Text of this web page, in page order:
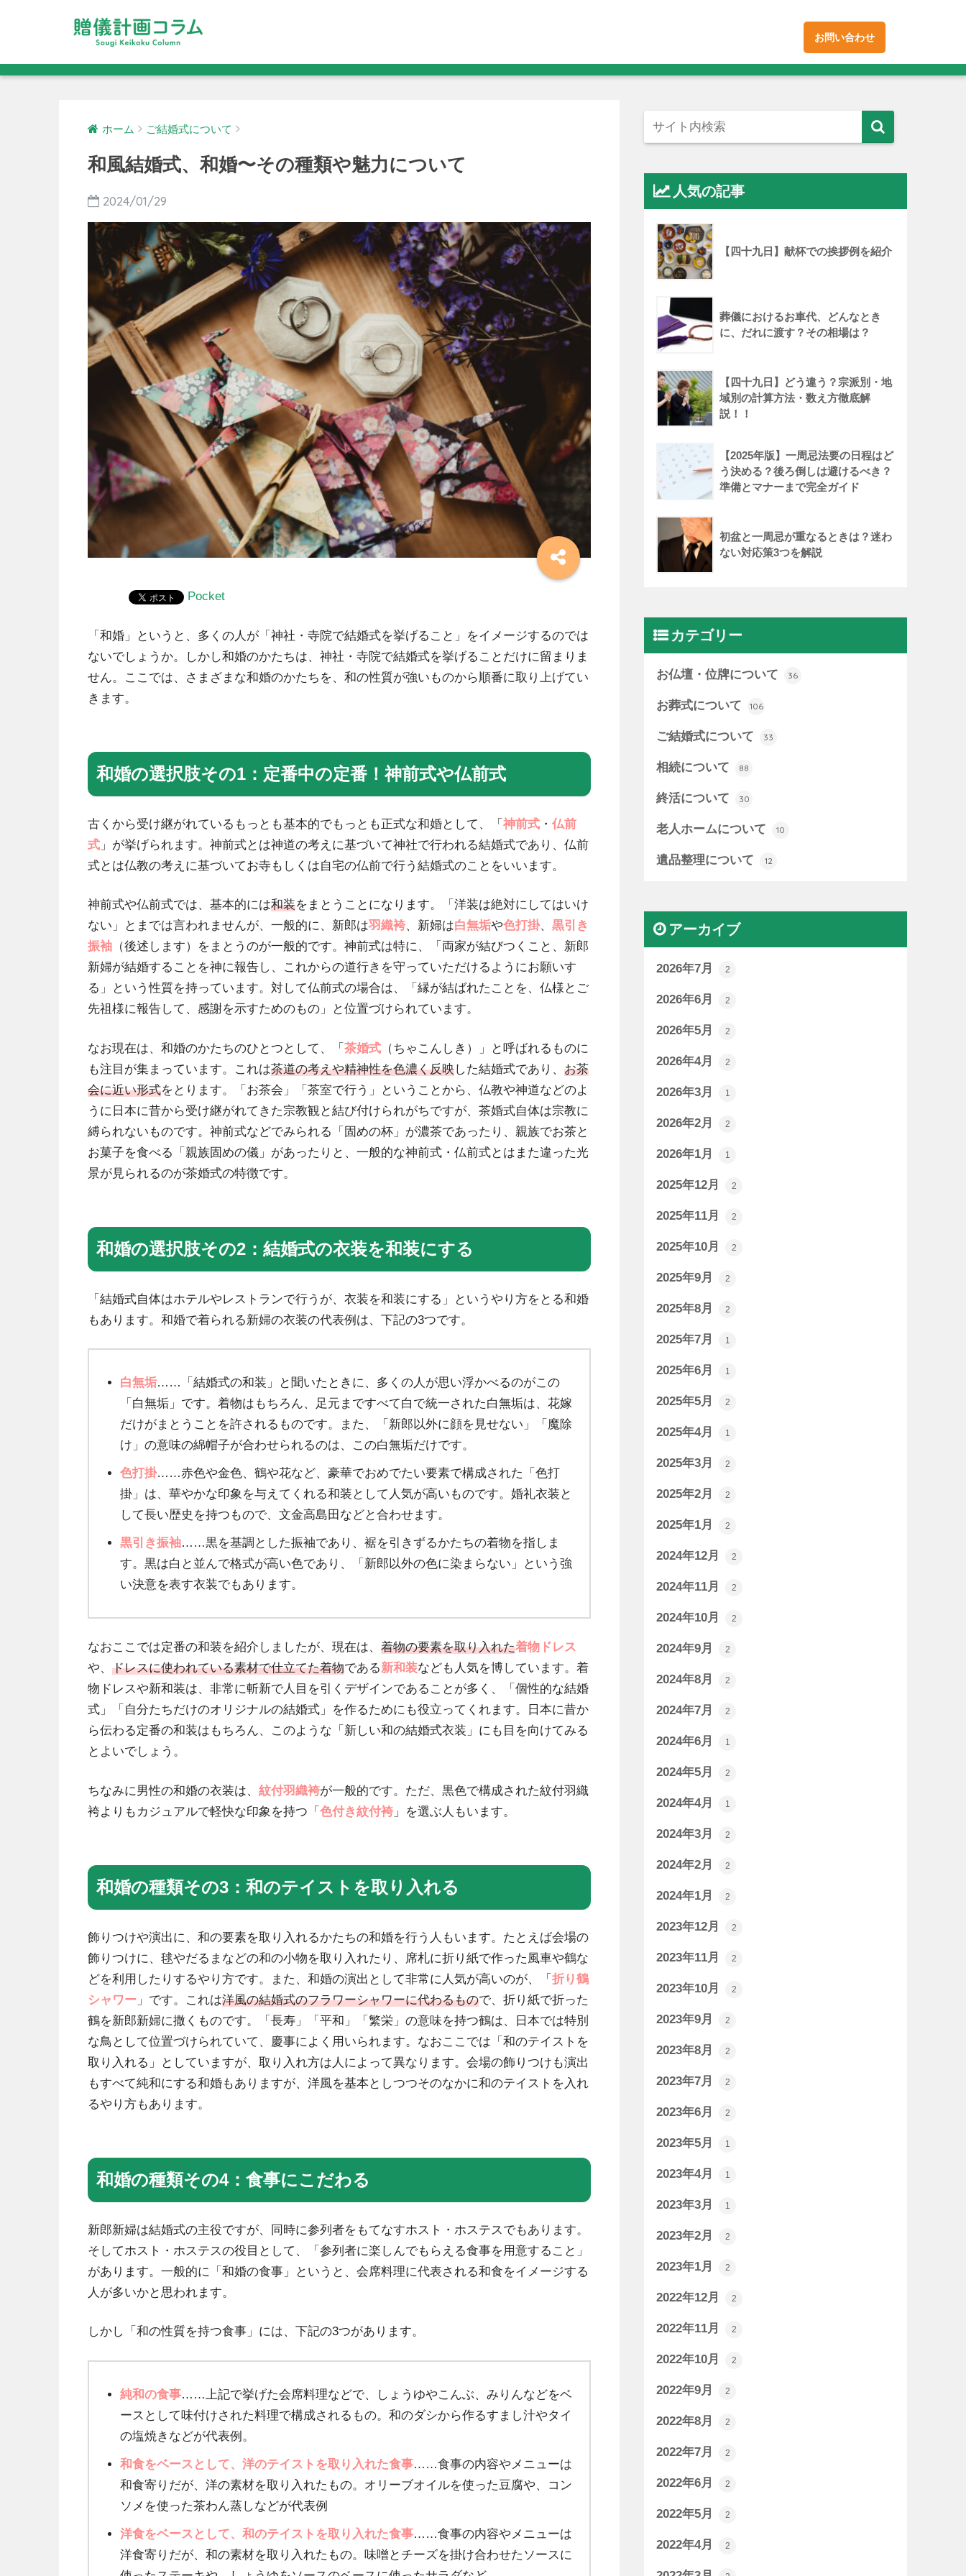
お問い合わせ
ホーム ご結婚式について
和風結婚式、和婚〜その種類や魅力について
2024/01/29
Pocket
「和婚」というと、多くの人が「神社・寺院で結婚式を挙げること」をイメージするのでは
ないでしょうか。しかし和婚のかたちは、神社・寺院で結婚式を挙げることだけに留まりま
せん。ここでは、さまざまな和婚のかたちを、和の性質が強いものから順番に取り上げてい
きます。
和婚の選択肢その1：定番中の定番！神前式や仏前式
古くから受け継がれているもっとも基本的でもっとも正式な和婚として、「 神前式 ・ 仏前
式 」が挙げられます。神前式とは神道の考えに基づいて神社で行われる結婚式であり、仏前
式とは仏教の考えに基づいてお寺もしくは自宅の仏前で行う結婚式のことをいいます。
神前式や仏前式では、基本的には和装をまとうことになります。「洋装は絶対にしてはいけ
ない」とまでは言われませんが、一般的に、新郎は羽織袴、新婦は白無垢や色打掛、 黒引き
振袖 （後述します）をまとうのが一般的です。神前式は特に、「両家が結びつくこと、新郎
新婦が結婚することを神に報告し、これからの道行きを守っていただけるようにお願いす
る」という性質を持っています。対して仏前式の場合は、「縁が結ばれたことを、仏様とご
先祖様に報告して、感謝を示すためのもの」と位置づけられています。
なお現在は、和婚のかたちのひとつとして、「 茶婚式 （ちゃこんしき）」と呼ばれるものに
も注目が集まっています。これは茶道の考えや精神性を色濃く反映した結婚式であり、 お茶
会に近い形式をとります。「お茶会」「茶室で行う」ということから、仏教や神道などのよ
うに日本に昔から受け継がれてきた宗教観と結び付けられがちですが、茶婚式自体は宗教に
縛られないものです。神前式などでみられる「固めの杯」が濃茶であったり、親族でお茶と
お菓子を食べる「親族固めの儀」があったりと、一般的な神前式・仏前式とはまた違った光
景が見られるのが茶婚式の特徴です。
和婚の選択肢その2：結婚式の衣装を和装にする
「結婚式自体はホテルやレストランで行うが、衣装を和装にする」というやり方をとる和婚
もあります。和婚で着られる新婦の衣装の代表例は、下記の3つです。
白無垢……「結婚式の和装」と聞いたときに、多くの人が思い浮かべるのがこの
「白無垢」です。着物はもちろん、足元まですべて白で統一された白無垢は、花嫁
だけがまとうことを許されるものです。また、「新郎以外に顔を見せない」「魔除
け」の意味の綿帽子が合わせられるのは、この白無垢だけです。
色打掛……赤色や金色、鶴や花など、豪華でおめでたい要素で構成された「色打
掛」は、華やかな印象を与えてくれる和装として人気が高いものです。婚礼衣装と
して長い歴史を持つもので、文金高島田などと合わせます。
黒引き振袖……黒を基調とした振袖であり、裾を引きずるかたちの着物を指しま
す。黒は白と並んで格式が高い色であり、「新郎以外の色に染まらない」という強
い決意を表す衣装でもあります。
なおここでは定番の和装を紹介しましたが、現在は、 着物の要素を取り入れた着物ドレス
や、 ドレスに使われている素材で仕立てた着物である新和装なども人気を博しています。着
物ドレスや新和装は、非常に斬新で人目を引くデザインであることが多く、「個性的な結婚
式」「自分たちだけのオリジナルの結婚式」を作るためにも役立ってくれます。日本に昔か
ら伝わる定番の和装はもちろん、このような「新しい和の結婚式衣装」にも目を向けてみる
とよいでしょう。
ちなみに男性の和婚の衣装は、 紋付羽織袴が一般的です。ただ、黒色で構成された紋付羽織
袴よりもカジュアルで軽快な印象を持つ「 色付き紋付袴 」を選ぶ人もいます。
和婚の種類その3：和のテイストを取り入れる
飾りつけや演出に、和の要素を取り入れるかたちの和婚を行う人もいます。たとえば会場の
飾りつけに、毬やだるまなどの和の小物を取り入れたり、席札に折り紙で作った風車や鶴な
どを利用したりするやり方です。また、和婚の演出として非常に人気が高いのが、「 折り鶴
シャワー 」です。これは洋風の結婚式のフラワーシャワーに代わるもので、折り紙で折った
鶴を新郎新婦に撒くものです。「長寿」「平和」「繁栄」の意味を持つ鶴は、日本では特別
な鳥として位置づけられていて、慶事によく用いられます。なおここでは「和のテイストを
取り入れる」としていますが、取り入れ方は人によって異なります。会場の飾りつけも演出
もすべて純和にする和婚もありますが、洋風を基本としつつそのなかに和のテイストを入れ
るやり方もあります。
和婚の種類その4：食事にこだわる
新郎新婦は結婚式の主役ですが、同時に参列者をもてなすホスト・ホステスでもあります。
そしてホスト・ホステスの役目として、「参列者に楽しんでもらえる食事を用意すること」
があります。一般的に「和婚の食事」というと、会席料理に代表される和食をイメージする
人が多いかと思われます。
しかし「和の性質を持つ食事」には、下記の3つがあります。
純和の食事……上記で挙げた会席料理などで、しょうゆやこんぶ、みりんなどをベ
ースとして味付けされた料理で構成されるもの。和のダシから作るすまし汁やタイ
の塩焼きなどが代表例。
和食をベースとして、洋のテイストを取り入れた食事……食事の内容やメニューは
和食寄りだが、洋の素材を取り入れたもの。オリーブオイルを使った豆腐や、コン
ソメを使った茶わん蒸しなどが代表例
洋食をベースとして、和のテイストを取り入れた食事……食事の内容やメニューは
洋食寄りだが、和の素材を取り入れたもの。味噌とチーズを掛け合わせたソースに
人気の記事
【四十九日】献杯での挨拶例を紹介
葬儀におけるお車代、どんなとき
に、だれに渡す？その相場は？
【四十九日】どう違う？宗派別・地
域別の計算方法・数え方徹底解
説！！
【2025年版】一周忌法要の日程はど
う決める？後ろ倒しは避けるべき？
準備とマナーまで完全ガイド
初盆と一周忌が重なるときは？迷わ
ない対応策3つを解説
カテゴリー
お仏壇・位牌について 36
お葬式について 106
ご結婚式について 33
相続について 88
終活について 30
老人ホームについて 10
遺品整理について 12
アーカイブ
2026年7月 2
2026年6月 2
2026年5月 2
2026年4月 2
2026年3月 1
2026年2月 2
2026年1月 1
2025年12月 2
2025年11月 2
2025年10月 2
2025年9月 2
2025年8月 2
2025年7月 1
2025年6月 1
2025年5月 2
2025年4月 1
2025年3月 2
2025年2月 2
2025年1月 2
2024年12月 2
2024年11月 2
2024年10月 2
2024年9月 2
2024年8月 2
2024年7月 2
2024年6月 1
2024年5月 2
2024年4月 1
2024年3月 2
2024年2月 2
2024年1月 2
2023年12月 2
2023年11月 2
2023年10月 2
2023年9月 2
2023年8月 2
2023年7月 2
2023年6月 2
2023年5月 1
2023年4月 1
2023年3月 1
2023年2月 2
2023年1月 2
2022年12月 2
2022年11月 2
2022年10月 2
2022年9月 2
2022年8月 2
2022年7月 2
2022年6月 2
2022年5月 2
2022年4月 2